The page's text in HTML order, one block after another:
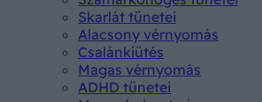
Skarlát tünetei
Alacsony vérnyomás
Csalánkiütés
Magas vérnyomás
ADHD tünetei